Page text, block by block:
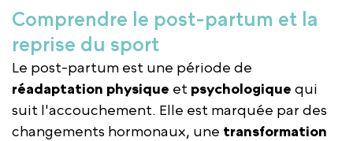
Comprendre le post-partum et la
reprise du sport
Le post-partum est une période de
réadaptation physique et psychologique qui
suit l'accouchement. Elle est marquée par des
changements hormonaux, une transformation